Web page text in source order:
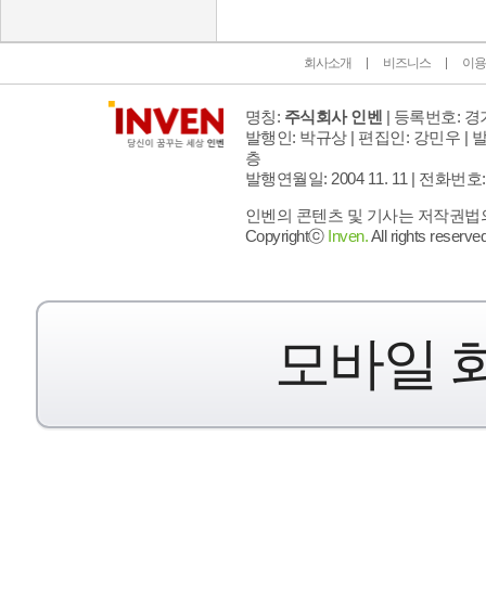
회사소개 비즈니스 이
명칭: 주식회사 인벤 | 등록번호: 경
발행인: 박규상 | 편집인: 강민우 |
층
발행연월일: 2004 11. 11 | 전화번호
인벤의 콘텐츠 및 기사는 저작권
Copyrightⓒ Inven.All rights
모바일